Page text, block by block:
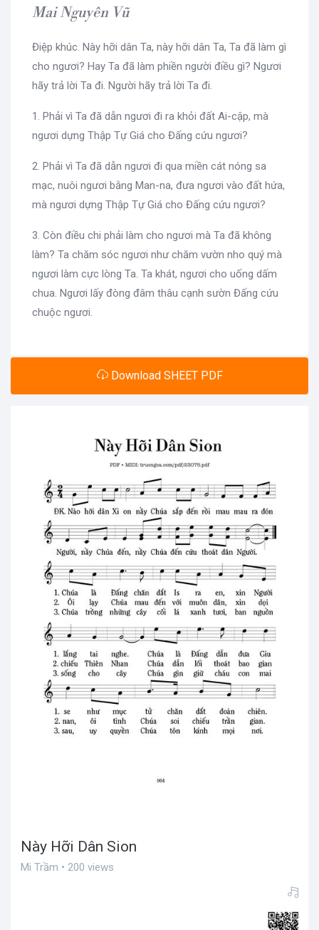
Mai Nguyên Vũ
Điệp khúc. Này hỡi dân Ta, này hỡi dân Ta, Ta đã làm gì
cho ngươi? Hay Ta đã làm phiền người điều gì? Ngươi
hãy trả lời Ta đi. Người hãy trả lời Ta đi.
1. Phải vì Ta đã dẫn ngươi đi ra khỏi đất Ai-cập, mà
ngươi dựng Thập Tự Giá cho Đấng cứu ngươi?
2. Phải vì Ta đã dẫn ngươi đi qua miền cát nóng sa
mạc, nuôi ngươi bằng Man-na, đưa ngươi vào đất hứa,
mà ngươi dựng Thập Tự Giá cho Đấng cứu ngươi?
3. Còn điều chi phải làm cho ngươi mà Ta đã không
làm? Ta chăm sóc ngươi như chăm vườn nho quý mà
ngươi làm cực lòng Ta. Ta khát, ngươi cho uống dấm
chua. Ngươi lấy đòng đâm thâu cạnh sườn Đấng cứu
chuộc ngươi.
Download SHEET PDF
Này Hỡi Dân Sion
Mi Trầm • 200 views